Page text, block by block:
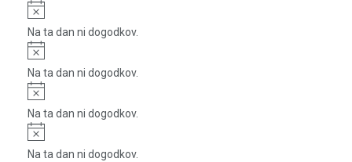
Notice
Na ta dan ni dogodkov.
Notice
Na ta dan ni dogodkov.
Notice
Na ta dan ni dogodkov.
Notice
Na ta dan ni dogodkov.